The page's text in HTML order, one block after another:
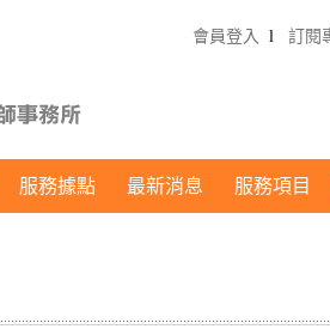
會員登入 l 訂閱
服務據點 最新消息 服務項目